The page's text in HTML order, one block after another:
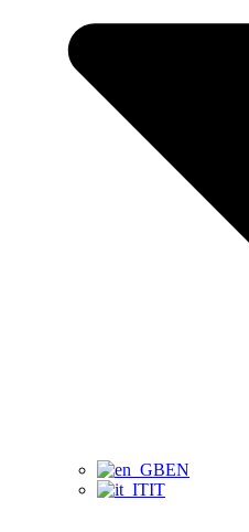
EN
IT